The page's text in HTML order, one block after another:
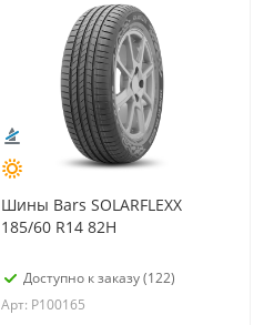
Шины Bars SOLARFLEXX
185/60 R14 82H
Доступно к заказу (122)
Арт: P100165